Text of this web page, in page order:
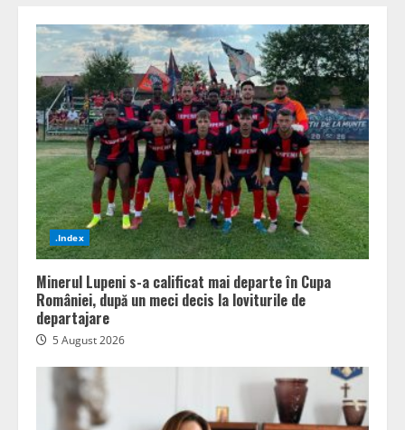
.Index
Minerul Lupeni s-a calificat mai departe în Cupa
României, după un meci decis la loviturile de
departajare
5 August 2026